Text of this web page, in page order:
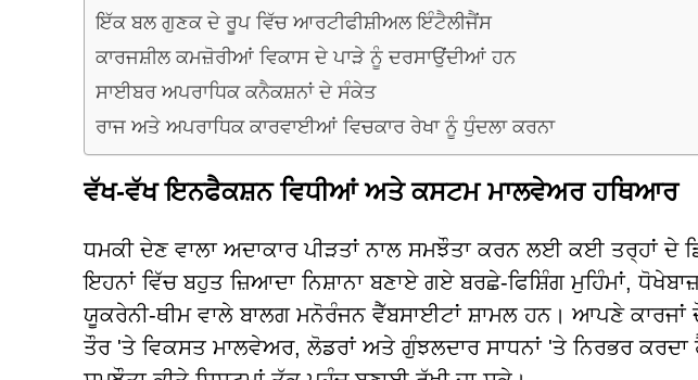
ਇੱਕ ਬਲ ਗੁਣਕ ਦੇ ਰੂਪ ਵਿੱਚ ਆਰਟੀਫੀਸ਼ੀਅਲ ਇੰਟੈਲੀਜੈਂਸ
ਕਾਰਜਸ਼ੀਲ ਕਮਜ਼ੋਰੀਆਂ ਵਿਕਾਸ ਦੇ ਪਾੜੇ ਨੂੰ ਦਰਸਾਉਂਦੀਆਂ ਹਨ
ਸਾਈਬਰ ਅਪਰਾਧਿਕ ਕਨੈਕਸ਼ਨਾਂ ਦੇ ਸੰਕੇਤ
ਰਾਜ ਅਤੇ ਅਪਰਾਧਿਕ ਕਾਰਵਾਈਆਂ ਵਿਚਕਾਰ ਰੇਖਾ ਨੂੰ ਧੁੰਦਲਾ ਕਰਨਾ
ਵੱਖ-ਵੱਖ ਇਨਫੈਕਸ਼ਨ ਵਿਧੀਆਂ ਅਤੇ ਕਸਟਮ ਮਾਲਵੇਅਰ ਹਥਿਆਰ
ਧਮਕੀ ਦੇਣ ਵਾਲਾ ਅਦਾਕਾਰ ਪੀੜਤਾਂ ਨਾਲ ਸਮਝੌਤਾ ਕਰਨ ਲਈ ਕਈ ਤਰ੍ਹਾਂ ਦੇ
ਇਹਨਾਂ ਵਿੱਚ ਬਹੁਤ ਜ਼ਿਆਦਾ ਨਿਸ਼ਾਨਾ ਬਣਾਏ ਗਏ ਬਰਛੇ-ਫਿਸ਼ਿੰਗ ਮੁਹਿੰਮਾਂ,
ਯੂਕਰੇਨੀ-ਥੀਮ ਵਾਲੇ ਬਾਲਗ ਮਨੋਰੰਜਨ ਵੈੱਬਸਾਈਟਾਂ ਸ਼ਾਮਲ ਹਨ। ਆਪਣੇ ਕਾਰਜਾਂ
ਤੌਰ 'ਤੇ ਵਿਕਸਤ ਮਾਲਵੇਅਰ, ਲੋਡਰਾਂ ਅਤੇ ਗੁੰਝਲਦਾਰ ਸਾਧਨਾਂ 'ਤੇ ਨਿਰਭਰ